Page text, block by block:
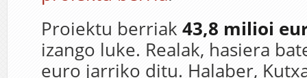
Proiektu berriak 43,8 milioi
izango luke. Realak, hasiera
euro jarriko ditu. Halaber,